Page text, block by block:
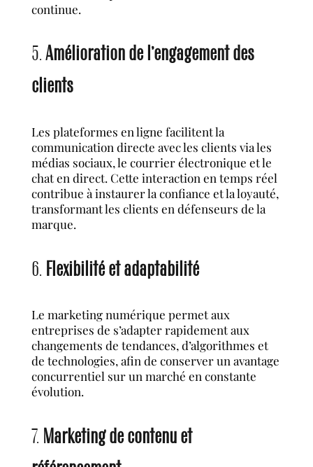
continue.
5.Amélioration de l’engagement des
clients
Les plateformes en ligne facilitent la
communication directe avec les clients via les
médias sociaux, le courrier électronique et le
chat en direct. Cette interaction en temps réel
contribue à instaurer la confiance et la loyauté,
transformant les clients en défenseurs de la
marque.
6. Flexibilité et adaptabilité
Le marketing numérique permet aux
entreprises de s’adapter rapidement aux
changements de tendances, d’algorithmes et
de technologies, afin de conserver un avantage
concurrentiel sur un marché en constante
évolution.
7. Marketing de contenu et